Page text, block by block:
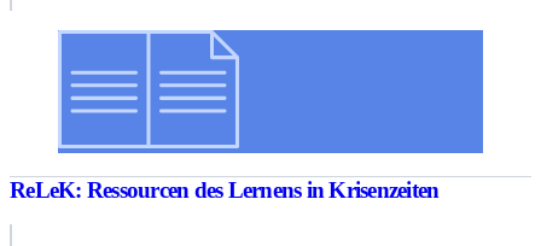
ReLeK: Ressourcen des Lernens in Krisenzeiten